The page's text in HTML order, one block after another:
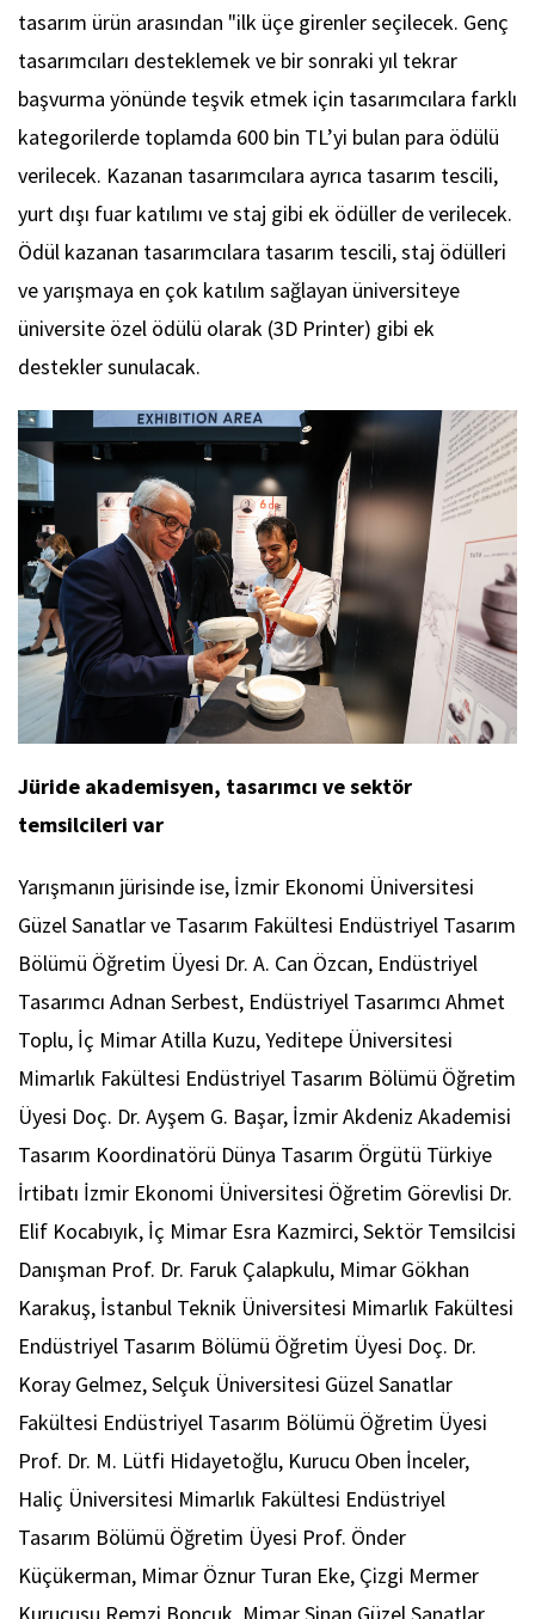
tasarım ürün arasından "ilk üçe girenler seçilecek. Genç
tasarımcıları desteklemek ve bir sonraki yıl tekrar
başvurma yönünde teşvik etmek için tasarımcılara farklı
kategorilerde toplamda 600 bin TL’yi bulan para ödülü
verilecek. Kazanan tasarımcılara ayrıca tasarım tescili,
yurt dışı fuar katılımı ve staj gibi ek ödüller de verilecek.
Ödül kazanan tasarımcılara tasarım tescili, staj ödülleri
ve yarışmaya en çok katılım sağlayan üniversiteye
üniversite özel ödülü olarak (3D Printer) gibi ek
destekler sunulacak.
Jüride akademisyen, tasarımcı ve sektör
temsilcileri var
Yarışmanın jürisinde ise, İzmir Ekonomi Üniversitesi
Güzel Sanatlar ve Tasarım Fakültesi Endüstriyel Tasarım
Bölümü Öğretim Üyesi Dr. A. Can Özcan, Endüstriyel
Tasarımcı Adnan Serbest, Endüstriyel Tasarımcı Ahmet
Toplu, İç Mimar Atilla Kuzu, Yeditepe Üniversitesi
Mimarlık Fakültesi Endüstriyel Tasarım Bölümü Öğretim
Üyesi Doç. Dr. Ayşem G. Başar, İzmir Akdeniz Akademisi
Tasarım Koordinatörü Dünya Tasarım Örgütü Türkiye
İrtibatı İzmir Ekonomi Üniversitesi Öğretim Görevlisi Dr.
Elif Kocabıyık, İç Mimar Esra Kazmirci, Sektör Temsilcisi
Danışman Prof. Dr. Faruk Çalapkulu, Mimar Gökhan
Karakuş, İstanbul Teknik Üniversitesi Mimarlık Fakültesi
Endüstriyel Tasarım Bölümü Öğretim Üyesi Doç. Dr.
Koray Gelmez, Selçuk Üniversitesi Güzel Sanatlar
Fakültesi Endüstriyel Tasarım Bölümü Öğretim Üyesi
Prof. Dr. M. Lütfi Hidayetoğlu, Kurucu Oben İnceler,
Haliç Üniversitesi Mimarlık Fakültesi Endüstriyel
Tasarım Bölümü Öğretim Üyesi Prof. Önder
Küçükerman, Mimar Öznur Turan Eke, Çizgi Mermer
Kurucusu Remzi Boncuk, Mimar Sinan Güzel Sanatlar